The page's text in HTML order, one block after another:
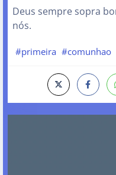
Deus sempre sopra
nós.
#primeira #comunhao